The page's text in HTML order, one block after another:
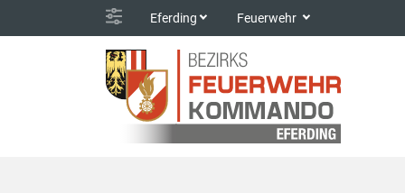
Eferding Feuerwehr